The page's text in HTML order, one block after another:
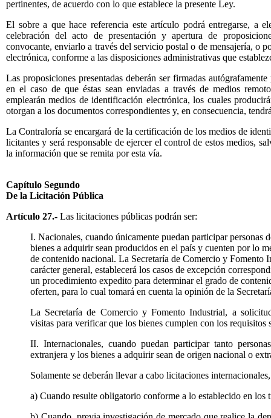
pertinentes, de acuerdo con lo que establece la presente Ley.
El sobre a que hace referencia este artículo podrá entregarse, a
celebración del acto de presentación y apertura de
convocante, enviarlo a través del servicio postal o de mensajería, o
electrónica, conforme a las disposiciones administrativas que
Las proposiciones presentadas deberán ser firmadas
en el caso de que éstas sean enviadas a través de medios
emplearán medios de identificación electrónica, los cuales
otorgan a los documentos correspondientes y, en consecuencia,
La Contraloría se encargará de la certificación de los medios de
licitantes y será responsable de ejercer el control de estos medios,
la información que se remita por esta vía.
Capítulo Segundo
De la Licitación Pública
Artículo 27.- Las licitaciones públicas podrán ser:
I. Nacionales, cuando únicamente puedan participar personas
bienes a adquirir sean producidos en el país y cuenten por lo
de contenido nacional. La Secretaría de Comercio y Fomento
carácter general, establecerá los casos de excepción
un procedimiento expedito para determinar el grado de
oferten, para lo cual tomará en cuenta la opinión de la
La Secretaría de Comercio y Fomento Industrial, a
visitas para verificar que los bienes cumplen con los requisitos
II. Internacionales, cuando puedan participar tanto
extranjera y los bienes a adquirir sean de origen nacional o
Solamente se deberán llevar a cabo licitaciones
a) Cuando resulte obligatorio conforme a lo establecido en los